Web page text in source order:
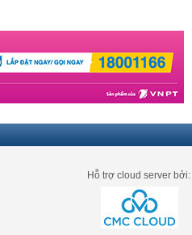
Hỗ trợ cloud server bởi: